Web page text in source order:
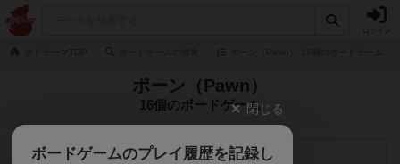
ポーン（Pawn）
16個のボードゲーム
検索メニュー
閉じる
ボードゲームのプレイ履歴を記録し